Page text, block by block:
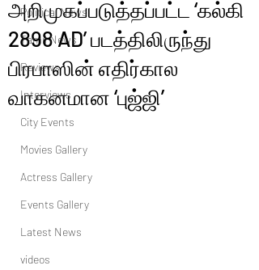
Political News
Tamil News
Reviews
Interviews
City Events
Movies Gallery
Actress Gallery
Events Gallery
Latest News
videos
அறிமுகப்படுத்தப்பட்ட ‘கல்கி
2898 AD’ படத்திலிருந்து
பிரபாஸின் எதிர்கால
வாகனமான ‘புஜ்ஜி’